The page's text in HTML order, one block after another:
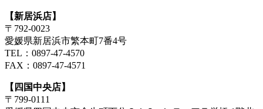
【新居浜店】
〒792-0023
愛媛県新居浜市繁本町7番4号
TEL：0897-47-4570
FAX：0897-47-4571
【四国中央店】
〒799-0111